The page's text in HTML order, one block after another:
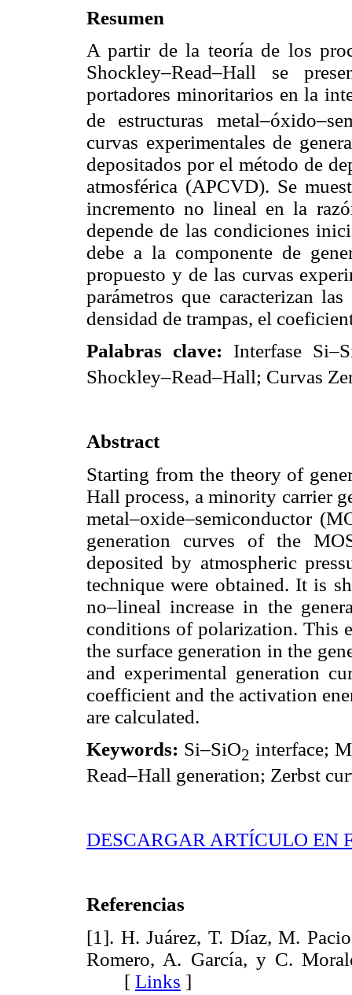
Resumen
A partir de la teoría de los
Shockley–Read–Hall se
portadores minoritarios en la
de estructuras
curvas experimentales de
depositados por el método de
atmosférica (APCVD). Se
incremento no lineal en la
depende de las condiciones
debe a la componente de
propuesto y de las curvas
parámetros que caracterizan
densidad de trampas, el
Palabras clave: Interfase
Shockley–Read–Hall; Curvas
Abstract
Starting from the theory of
Hall process, a minority carrier
metal–oxide–semiconductor
generation curves of the
deposited by atmospheric
technique were obtained. It is
no–lineal increase in the
conditions of polarization. This
the surface generation in the
and experimental generation
coefficient and the activation
are calculated.
Keywords: Si–SiO2 interface;
Read–Hall generation; Zerbst
DESCARGAR ARTÍCULO EN
Referencias
[1]. H. Juárez, T. Díaz, M.
Romero, A. García, y C.
[ Links ]